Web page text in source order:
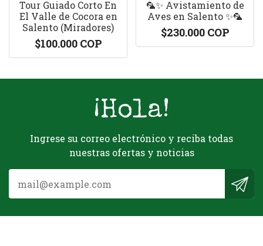
Tour Guiado Corto En
El Valle de Cocora en
Salento (Miradores)
$100.000 COP
🦜✨ Avistamiento de
Aves en Salento ✨🦜
$230.000 COP
¡Hola!
Ingrese su correo electrónico y reciba todas
nuestras ofertas y noticias